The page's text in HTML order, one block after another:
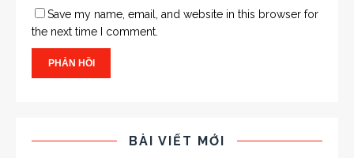
Save my name, email, and website in this browser for
the next time I comment.
BÀI VIẾT MỚI